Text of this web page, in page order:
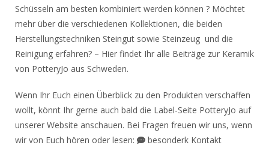
Schüsseln am besten kombiniert werden können ? Möchtet
mehr über die verschiedenen Kollektionen, die beiden
Herstellungstechniken Steingut sowie Steinzeug und die
Reinigung erfahren? – Hier findet Ihr alle Beiträge zur Keramik
von PotteryJo aus Schweden.
Wenn Ihr Euch einen Überblick zu den Produkten verschaffen
wollt, könnt Ihr gerne auch bald die Label-Seite PotteryJo auf
unserer Website anschauen. Bei Fragen freuen wir uns, wenn
wir von Euch hören oder lesen:
besonderk Kontakt